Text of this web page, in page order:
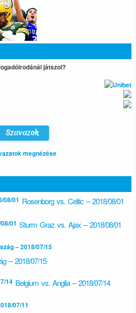
játszol?
megnézése
Rosenborg vs. Celtic – 2018/08/01
Sturm Graz vs. Ajax – 2018/08/01
– 2018/07/15
Belgium vs. Anglia – 2018/07/14